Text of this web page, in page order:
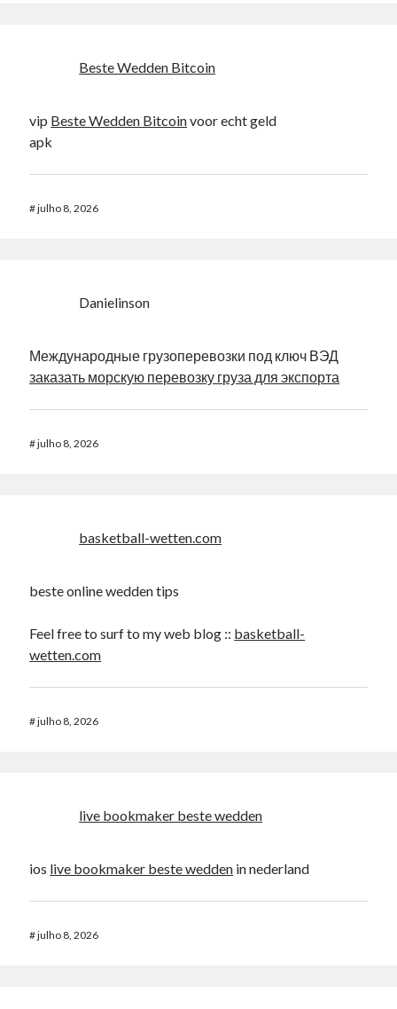
Beste Wedden Bitcoin
vip Beste Wedden Bitcoinvoor echt geld
apk
#julho 8, 2026
Danielinson
Международные грузоперевозки под ключ ВЭД
заказать морскую перевозку груза для экспорта
#julho 8, 2026
basketball-wetten.com
beste online wedden tips
Feel free to surf to my web blog :: basketball-
wetten.com
#julho 8, 2026
live bookmaker beste wedden
ios live bookmaker beste wedden in nederland
#julho 8, 2026